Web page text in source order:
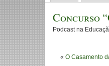
Concurso
Podcast na
« O Casamento